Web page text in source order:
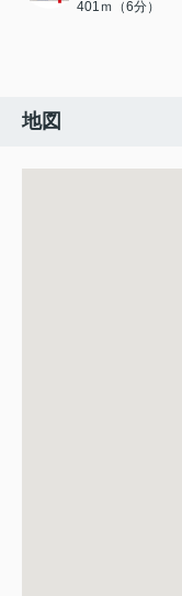
401ｍ（6分）
地図